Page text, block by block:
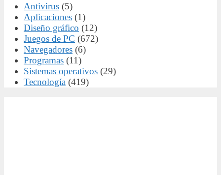
Antivirus (5)
Aplicaciones (1)
Diseño gráfico (12)
Juegos de PC (672)
Navegadores (6)
Programas (11)
Sistemas operativos (29)
Tecnología (419)